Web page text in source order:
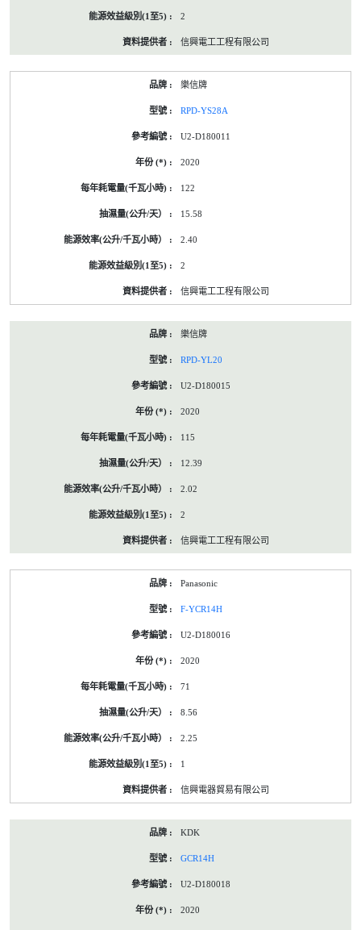
2
信興電工工程有限公司
樂信牌
RPD-YS28A
U2-D180011
2020
122
15.58
2.40
2
信興電工工程有限公司
樂信牌
RPD-YL20
U2-D180015
2020
115
12.39
2.02
2
信興電工工程有限公司
Panasonic
F-YCR14H
U2-D180016
2020
71
8.56
2.25
1
信興電器貿易有限公司
KDK
GCR14H
U2-D180018
2020